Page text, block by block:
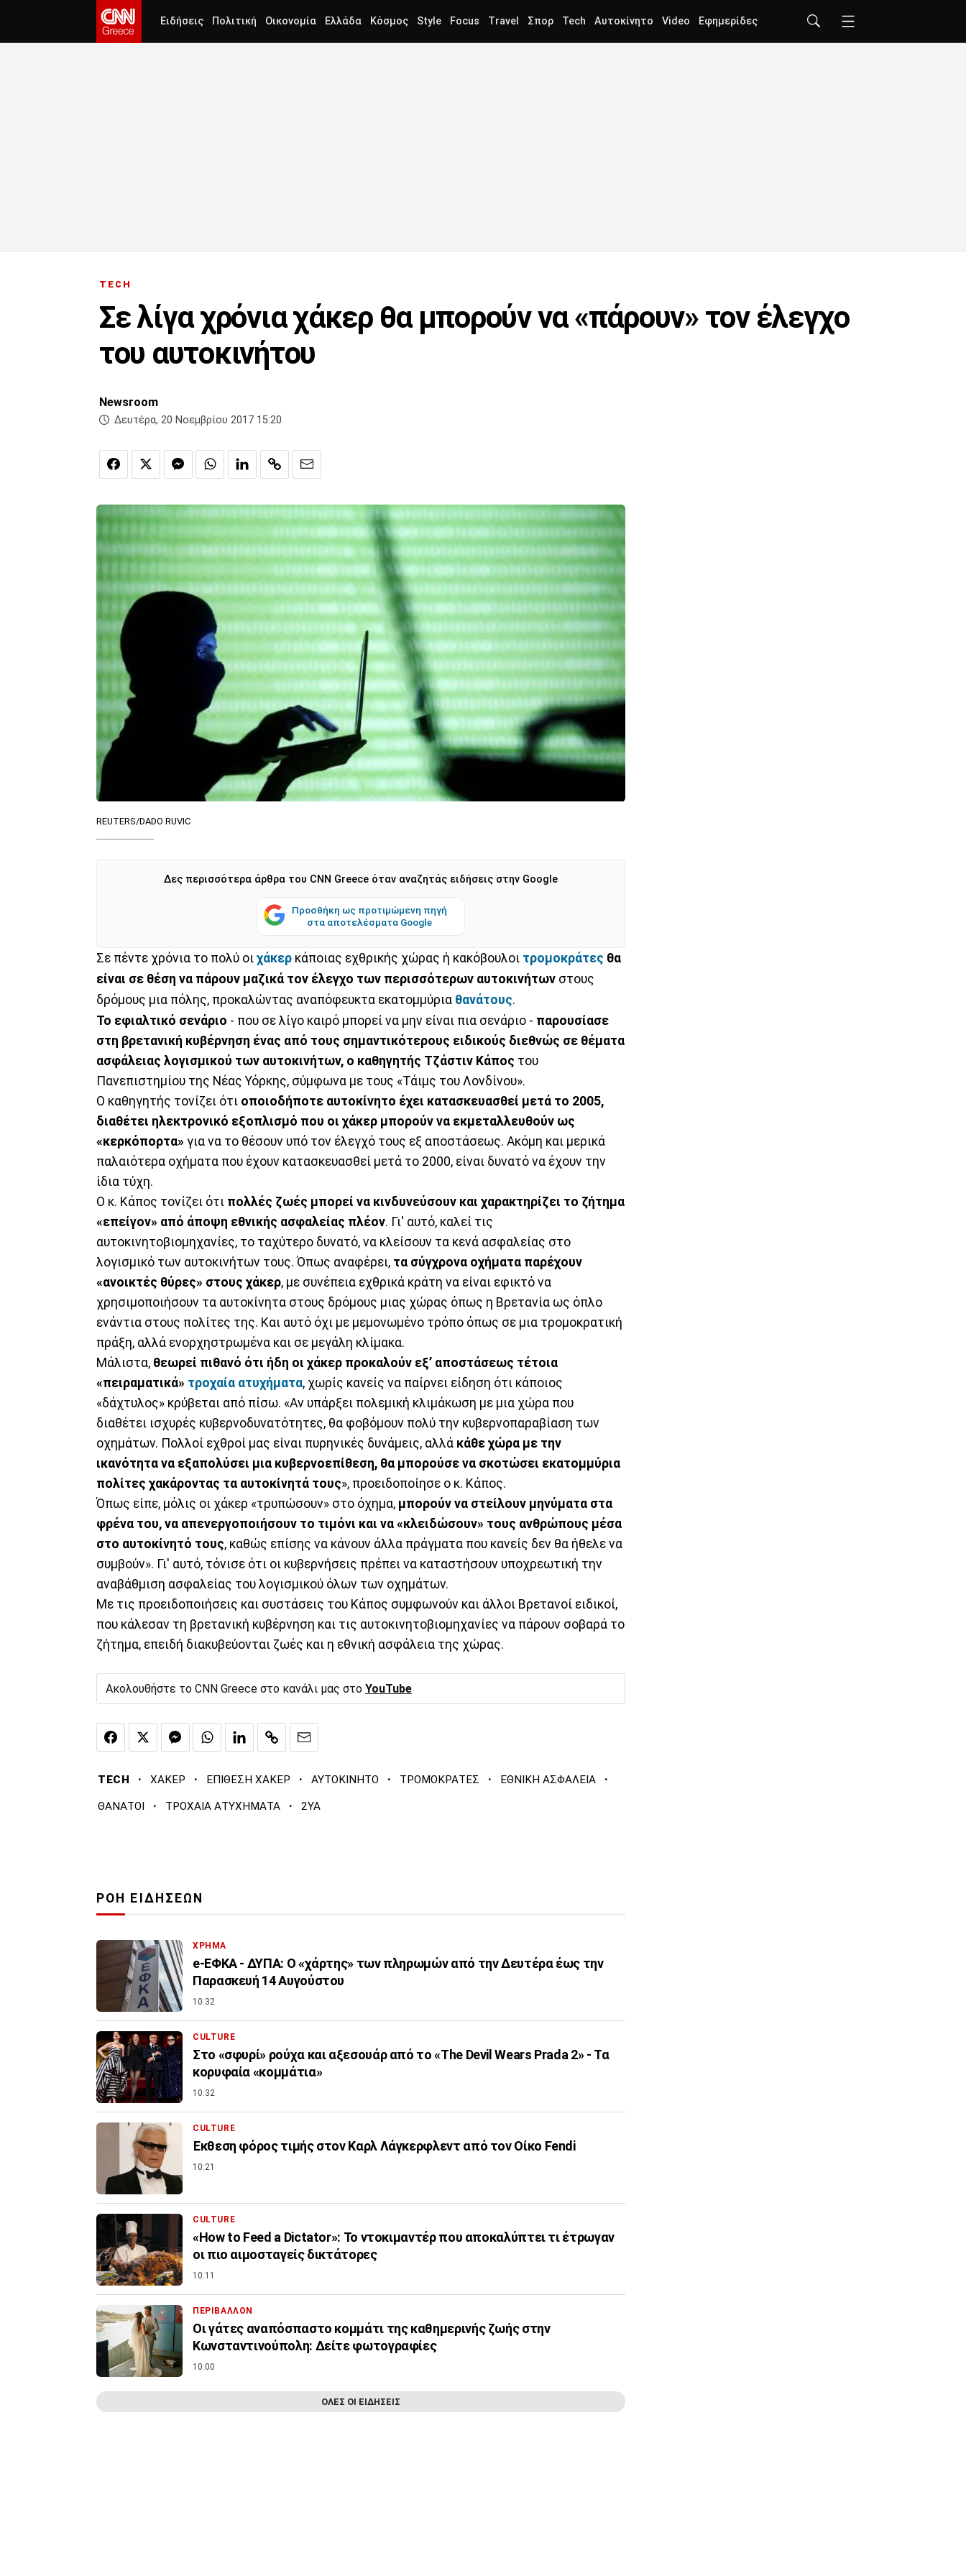
Ειδήσεις Πολιτική Οικονομία Ελλάδα Κόσμος Style Focus Travel Σπορ Tech Αυτοκίνητο Video Εφημερίδες
TECH
Σε λίγα χρόνια χάκερ θα μπορούν να «πάρουν» τον έλεγχο
του αυτοκινήτου
Newsroom
Δευτέρα, 20 Νοεμβρίου 2017 15:20
REUTERS/DADO RUVIC
Δες περισσότερα άρθρα του CNN Greece όταν αναζητάς ειδήσεις στην Google
Προσθήκη ως προτιμώμενη πηγή
στα αποτελέσματα Google
Σε πέντε χρόνια το πολύ οι χάκερ κάποιας εχθρικής χώρας ή κακόβουλοι τρομοκράτες θα
είναι σε θέση να πάρουν μαζικά τον έλεγχο των περισσότερων αυτοκινήτων στους
δρόμους μια πόλης, προκαλώντας αναπόφευκτα εκατομμύρια θανάτους.
Το εφιαλτικό σενάριο - που σε λίγο καιρό μπορεί να μην είναι πια σενάριο - παρουσίασε
στη βρετανική κυβέρνηση ένας από τους σημαντικότερους ειδικούς διεθνώς σε θέματα
ασφάλειας λογισμικού των αυτοκινήτων, ο καθηγητής Τζάστιν Κάπος του
Πανεπιστημίου της Νέας Υόρκης, σύμφωνα με τους «Τάιμς του Λονδίνου».
Ο καθηγητής τονίζει ότι οποιοδήποτε αυτοκίνητο έχει κατασκευασθεί μετά το 2005,
διαθέτει ηλεκτρονικό εξοπλισμό που οι χάκερ μπορούν να εκμεταλλευθούν ως
«κερκόπορτα» για να το θέσουν υπό τον έλεγχό τους εξ αποστάσεως. Ακόμη και μερικά
παλαιότερα οχήματα που έχουν κατασκευασθεί μετά το 2000, είναι δυνατό να έχουν την
ίδια τύχη.
Ο κ. Κάπος τονίζει ότι πολλές ζωές μπορεί να κινδυνεύσουν και χαρακτηρίζει το ζήτημα
«επείγον» από άποψη εθνικής ασφαλείας πλέον. Γι' αυτό, καλεί τις
αυτοκινητοβιομηχανίες, το ταχύτερο δυνατό, να κλείσουν τα κενά ασφαλείας στο
λογισμικό των αυτοκινήτων τους. Όπως αναφέρει, τα σύγχρονα οχήματα παρέχουν
«ανοικτές θύρες» στους χάκερ, με συνέπεια εχθρικά κράτη να είναι εφικτό να
χρησιμοποιήσουν τα αυτοκίνητα στους δρόμους μιας χώρας όπως η Βρετανία ως όπλο
ενάντια στους πολίτες της. Και αυτό όχι με μεμονωμένο τρόπο όπως σε μια τρομοκρατική
πράξη, αλλά ενορχηστρωμένα και σε μεγάλη κλίμακα.
Μάλιστα, θεωρεί πιθανό ότι ήδη οι χάκερ προκαλούν εξ’ αποστάσεως τέτοια
«πειραματικά» τροχαία ατυχήματα, χωρίς κανείς να παίρνει είδηση ότι κάποιος
«δάχτυλος» κρύβεται από πίσω. «Αν υπάρξει πολεμική κλιμάκωση με μια χώρα που
διαθέτει ισχυρές κυβερνοδυνατότητες, θα φοβόμουν πολύ την κυβερνοπαραβίαση των
οχημάτων. Πολλοί εχθροί μας είναι πυρηνικές δυνάμεις, αλλά κάθε χώρα με την
ικανότητα να εξαπολύσει μια κυβερνοεπίθεση, θα μπορούσε να σκοτώσει εκατομμύρια
πολίτες χακάροντας τα αυτοκίνητά τους», προειδοποίησε ο κ. Κάπος.
Όπως είπε, μόλις οι χάκερ «τρυπώσουν» στο όχημα, μπορούν να στείλουν μηνύματα στα
φρένα του, να απενεργοποιήσουν το τιμόνι και να «κλειδώσουν» τους ανθρώπους μέσα
στο αυτοκίνητό τους, καθώς επίσης να κάνουν άλλα πράγματα που κανείς δεν θα ήθελε να
συμβούν». Γι' αυτό, τόνισε ότι οι κυβερνήσεις πρέπει να καταστήσουν υποχρεωτική την
αναβάθμιση ασφαλείας του λογισμικού όλων των οχημάτων.
Με τις προειδοποιήσεις και συστάσεις του Κάπος συμφωνούν και άλλοι Βρετανοί ειδικοί,
που κάλεσαν τη βρετανική κυβέρνηση και τις αυτοκινητοβιομηχανίες να πάρουν σοβαρά το
ζήτημα, επειδή διακυβεύονται ζωές και η εθνική ασφάλεια της χώρας.
Ακολουθήστε το CNN Greece στο κανάλι μας στο YouTube
TECH · ΧΑΚΕΡ · ΕΠΙΘΕΣΗ ΧΑΚΕΡ · ΑΥΤΟΚΙΝΗΤΟ · ΤΡΟΜΟΚΡΑΤΕΣ · ΕΘΝΙΚΗ ΑΣΦΑΛΕΙΑ ·
ΘΑΝΑΤΟΙ · ΤΡΟΧΑΙΑ ΑΤΥΧΗΜΑΤΑ · 2YA
ΡΟΗ ΕΙΔΗΣΕΩΝ
ΧΡΗΜΑ
e-ΕΦΚΑ - ΔΥΠΑ: Ο «χάρτης» των πληρωμών από την Δευτέρα έως την
Παρασκευή 14 Αυγούστου
10:32
CULTURE
Στο «σφυρί» ρούχα και αξεσουάρ από το «The Devil Wears Prada 2» - Τα
κορυφαία «κομμάτια»
10:32
CULTURE
Έκθεση φόρος τιμής στον Καρλ Λάγκερφλεντ από τον Οίκο Fendi
10:21
CULTURE
«How to Feed a Dictator»: Το ντοκιμαντέρ που αποκαλύπτει τι έτρωγαν
οι πιο αιμοσταγείς δικτάτορες
10:11
ΠΕΡΙΒΑΛΛΟΝ
Οι γάτες αναπόσπαστο κομμάτι της καθημερινής ζωής στην
Κωνσταντινούπολη: Δείτε φωτογραφίες
10:00
ΟΛΕΣ ΟΙ ΕΙΔΗΣΕΙΣ